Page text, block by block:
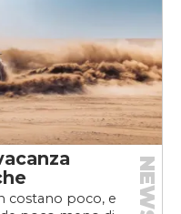
costano poco, e
NEWS